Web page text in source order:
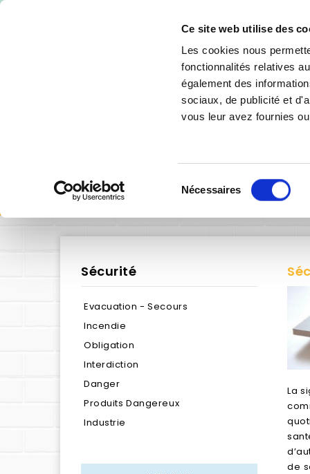
Ce site web utilise des
Les cookies nous
fonctionnalités relatives
également des
sociaux, de publicité et
vous leur avez fournies
Nécessaires
-10% de
Sécurité
Evacuation - Secours
Incendie
Obligation
Interdiction
Danger
Produits Dangereux
Industrie
La
de